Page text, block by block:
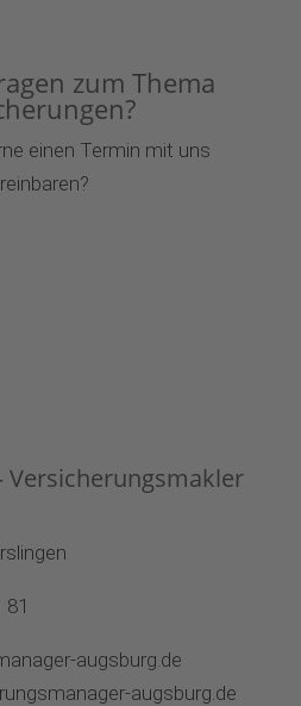
zum Thema
einen Termin mit uns
Versicherungsmakler
81
augsburg.de
augsburg.de